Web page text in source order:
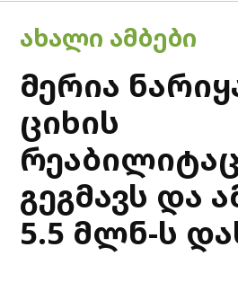
POSTED
IN
ᲐᲮᲐᲚᲘ ᲐᲛᲑᲔᲑᲘ
მერია
ციხის
გეგმავს და
5.5 მლნ-ს